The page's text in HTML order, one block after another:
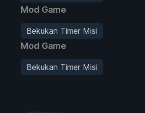
Mod Game
Bekukan Timer Misi
Mod Game
Bekukan Timer Misi